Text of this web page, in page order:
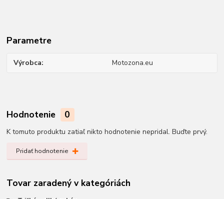
Parametre
Výrobca Motozona.eu
Hodnotenie 0
K tomuto produktu zatiaľ nikto hodnotenie nepridal. Buďte prvý.
Pridať hodnotenie
Tovar zaradený v kategóriách